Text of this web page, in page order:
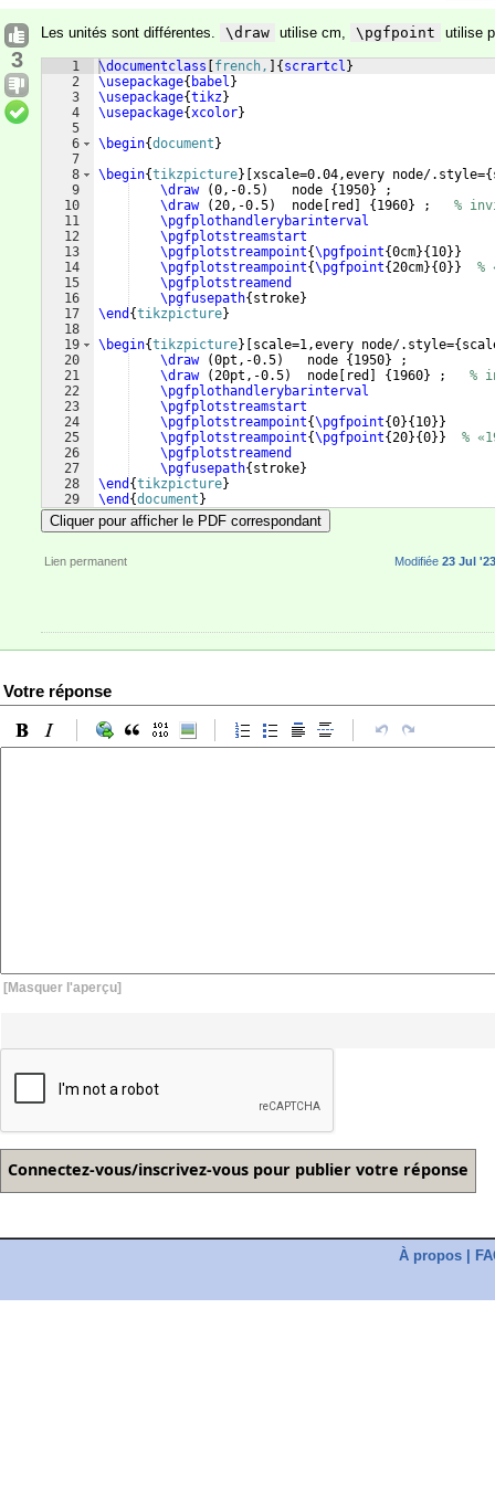
3
Les unités sont différentes. \draw utilise cm, \pgfpoint utilise
1
2
3
4
5
6
7
8
9
10
11
12
13
14
15
16
17
18
19
20
21
22
23
24
25
26
27
28
29
\documentclass french, { scrartcl }
\usepackage{ babel }
\usepackage{tikz}
\usepackage{xcolor}
\begin{document }
\begin{tikzpicture} xscale=0.04,every node/.style={
\draw
(0,-0.5)
   node
{ 1950} ;
\draw
(20,-0.5)
  node
red { 1960} ; %
\pgfplothandlerybarinterval
\pgfplotstreamstart
\pgfplotstreampoint{\pgfpoint{0cm}{ 10}}
\pgfplotstreampoint{\pgfpoint{20cm}{0}}
%
\pgfplotstreamend
\pgfusepath{ stroke}
\end {tikzpicture}
\begin{tikzpicture} scale=1,every node/.style={
\draw
(0pt,-0.5)
   node
{ 1950} ;
\draw
(20pt,-0.5)
  node
red { 1960} ; %
\pgfplothandlerybarinterval
\pgfplotstreamstart
\pgfplotstreampoint{\pgfpoint{0}{ 10}}
\pgfplotstreampoint{\pgfpoint{20}{0}}
%
\pgfplotstreamend
\pgfusepath{ stroke}
\end {tikzpicture}
\end {document }
Cliquer pour afficher le PDF correspondant
Lien permanent Modifiée 23 Jul
Votre réponse
[Masquer l'aperçu]
À propos